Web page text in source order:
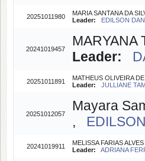
20251011980
MARIA SANTANA DA
Leader:
EDILSON
20241019457
MARYANA
Leader:
20251011891
MATHEUS OLIVEIRA
Leader:
JULLIANE
20251012057
Mayara
,
20241019911
MELISSA FARIAS ALVES
Leader:
ADRIANA